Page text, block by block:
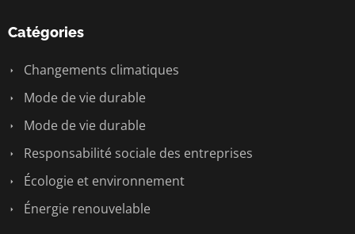
Catégories
Changements climatiques
Mode de vie durable
Mode de vie durable
Responsabilité sociale des entreprises
Écologie et environnement
Énergie renouvelable